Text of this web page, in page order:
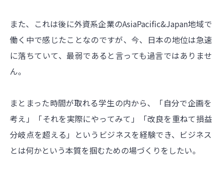
また、これは後に外資系企業のAsiaPacific&Japan地域で
働く中で感じたことなのですが、今、日本の地位は急速
に落ちていて、最弱であると言っても過言ではありませ
ん。
まとまった時間が取れる学生の内から、「自分で企画を
考え」「それを実際にやってみて」「改良を重ねて損益
分岐点を超える」というビジネスを経験でき、ビジネス
とは何かという本質を掴むための場づくりをしたい。